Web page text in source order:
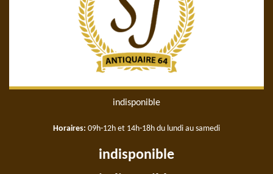
indisponible
Horaires: 09h-12h et 14h-18h du lundi au samedi
indisponible